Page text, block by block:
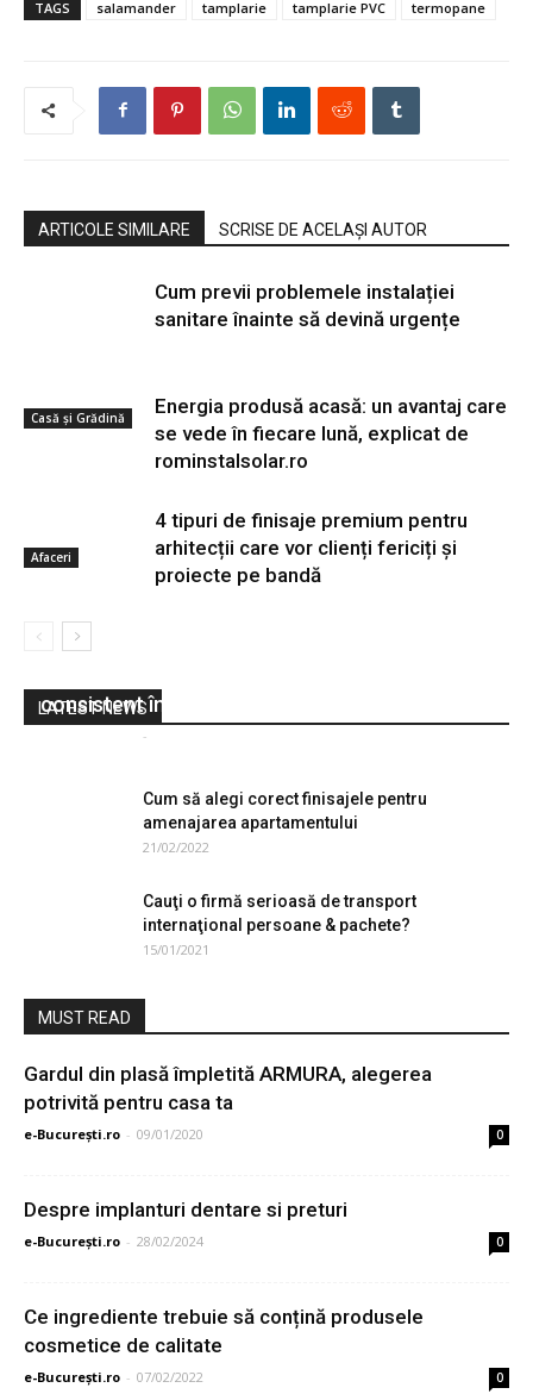
TAGS salamander tamplarie tamplarie PVC termopane
ARTICOLE SIMILARE SCRISE DE ACELAȘI AUTOR
Casă și Grădină
Cum previi problemele instalației
sanitare înainte să devină urgențe
Afaceri
Energia produsă acasă: un avantaj care
se vede în fiecare lună, explicat de
rominstalsolar.ro
4 tipuri de finisaje premium pentru
arhitecții care vor clienți fericiți și
proiecte pe bandă
LATEST NEWS
consistent în ultimii ani
-
Cum să alegi corect finisajele pentru
amenajarea apartamentului
21/02/2022
Cauţi o firmă serioasă de transport
internaţional persoane & pachete?
15/01/2021
MUST READ
Gardul din plasă împletită ARMURA, alegerea
potrivită pentru casa ta
e-București.ro - 09/01/2020 0
Despre implanturi dentare si preturi
e-București.ro - 28/02/2024 0
Ce ingrediente trebuie să conțină produsele
cosmetice de calitate
e-București.ro - 07/02/2022 0